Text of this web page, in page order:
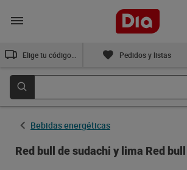
Pedidos y listas
Bebidas energéticas
Red bull de sudachi y lima Red bull